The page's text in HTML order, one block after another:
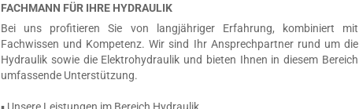
FACHMANN FÜR IHRE HYDRAULIK
Bei uns profitieren Sie von langjähriger Erfahrung, kombiniert mit
Fachwissen und Kompetenz. Wir sind Ihr Ansprechpartner rund um die
Hydraulik sowie die Elektrohydraulik und bieten Ihnen in diesem Bereich
umfassende Unterstützung.
▪ Unsere Leistungen im Bereich Hydraulik